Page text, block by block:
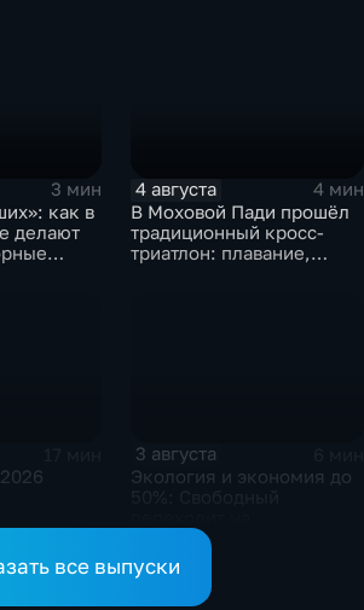
3 мин
как в
делают
4 августа
4 мин
В Моховой Пади прошёл
традиционный кросс-
триатлон: плавание,
3 августа
Экология и экономия до
газомоторное топливо
все выпуски